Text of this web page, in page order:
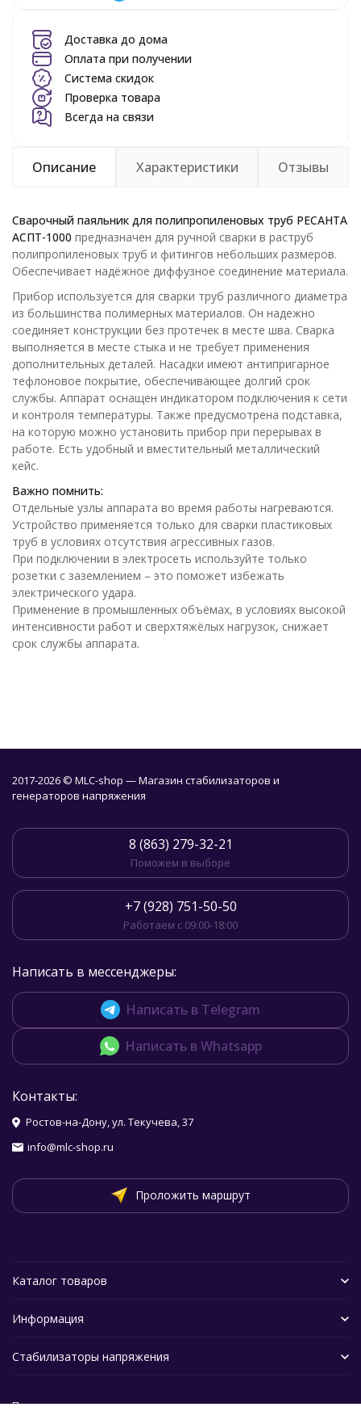
Доставка до дома
Оплата при получении
Система скидок
Проверка товара
Всегда на связи
Описание Характеристики Отзывы
Сварочный паяльник для полипропиленовых труб РЕСАНТА
АСПТ-1000 предназначен для ручной сварки в раструб
полипропиленовых труб и фитингов небольших размеров.
Обеспечивает надёжное диффузное соединение материала.
Прибор используется для сварки труб различного диаметра
из большинства полимерных материалов. Он надежно
соединяет конструкции без протечек в месте шва. Сварка
выполняется в месте стыка и не требует применения
дополнительных деталей. Насадки имеют антипригарное
тефлоновое покрытие, обеспечивающее долгий срок
службы. Аппарат оснащен индикатором подключения к сети
и контроля температуры. Также предусмотрена подставка,
на которую можно установить прибор при перерывах в
работе. Есть удобный и вместительный металлический
кейс.
Важно помнить:
Отдельные узлы аппарата во время работы нагреваются.
Устройство применяется только для сварки пластиковых
труб в условиях отсутствия агрессивных газов.
При подключении в электросеть используйте только
розетки с заземлением – это поможет избежать
электрического удара.
Применение в промышленных объёмах, в условиях высокой
интенсивности работ и сверхтяжёлых нагрузок, снижает
срок службы аппарата.
2017-2026 © MLC-shop — Магазин стабилизаторов и
генераторов напряжения
8 (863) 279-32-21
Поможем в выборе
+7 (928) 751-50-50
Работаем с 09:00-18:00
Написать в мессенджеры:
Написать в Telegram
Написать в Whatsapp
Контакты:
Ростов-на-Дону, ул. Текучева, 37
info@mlc-shop.ru
Проложить маршрут
Каталог товаров
Информация
Стабилизаторы напряжения
Политика персональных данных